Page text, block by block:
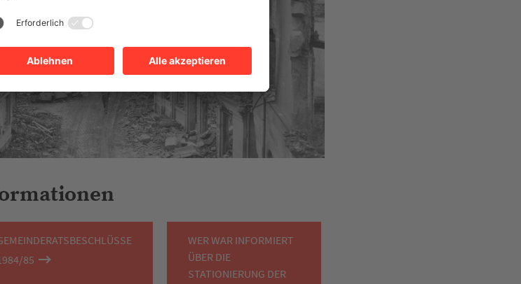
85
WER WAR INFORMIERT
ÜBER DIE
STATIONIERUNG DER